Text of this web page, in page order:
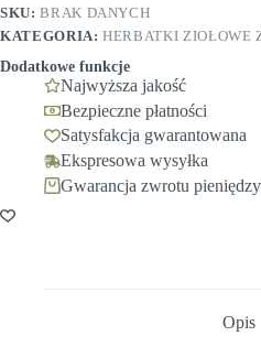
SKU:BRAK DANYCH
KATEGORIA:HERBATKI ZIOŁOWE
Dodatkowe funkcje
Najwyższa jakość
Bezpieczne płatności
Satysfakcja gwarantowana
Ekspresowa wysyłka
Gwarancja zwrotu pieniędzy
Opis